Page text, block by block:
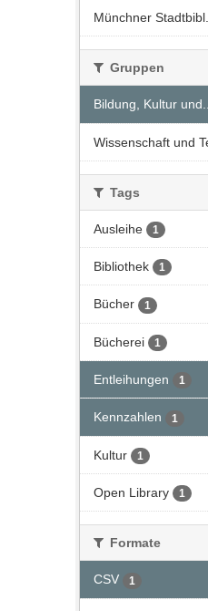
Münchner Stadtbibl...
Gruppen
Bildung, Kultur
Wissenschaft und
Tags
Ausleihe 1
Bibliothek 1
Bücher 1
Bücherei 1
Entleihungen 1
Kennzahlen 1
Kultur 1
Open Library 1
Formate
CSV 1